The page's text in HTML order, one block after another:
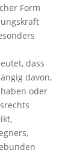
Form
dass
davon,
oder